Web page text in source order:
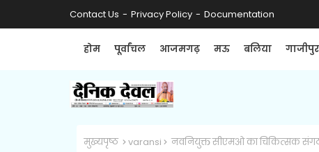
Contact Us Privacy Policy Documentation
होम पूर्वांचल आजमगढ़ मऊ बलिया गाजीपुर
मुख्यपृष्ठ varansi नवनियुक्त सीएमओ का चिकित्सक